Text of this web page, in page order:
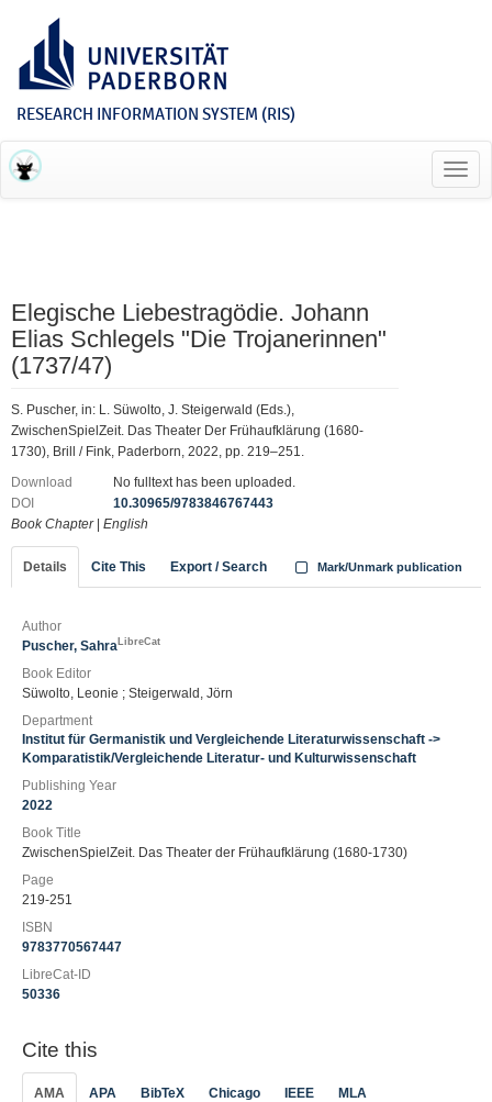
RESEARCH INFORMATION SYSTEM (RIS)
Elegische Liebestragödie. Johann
Elias Schlegels "Die Trojanerinnen"
(1737/47)
S. Puscher, in: L. Süwolto, J. Steigerwald (Eds.),
ZwischenSpielZeit. Das Theater Der Frühaufklärung (1680-
1730), Brill / Fink, Paderborn, 2022, pp. 219–251.
Download
No fulltext has been uploaded.
DOI
10.30965/9783846767443
Book Chapter| English
Details Cite This Export / Search Mark/Unmark publication
Author
Puscher, Sahra LibreCat
Book Editor
Süwolto, Leonie ; Steigerwald, Jörn
Department
Institut für Germanistik und Vergleichende Literaturwissenschaft ->
Komparatistik/Vergleichende Literatur- und Kulturwissenschaft
Publishing Year
2022
Book Title
ZwischenSpielZeit. Das Theater der Frühaufklärung (1680-1730)
Page
219-251
ISBN
9783770567447
LibreCat-ID
50336
Cite this
AMA APA BibTeX Chicago IEEE MLA